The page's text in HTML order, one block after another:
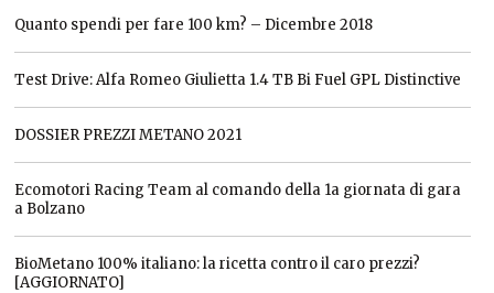
Quanto spendi per fare 100 km? – Dicembre 2018
Test Drive: Alfa Romeo Giulietta 1.4 TB Bi Fuel GPL Distinctive
DOSSIER PREZZI METANO 2021
Ecomotori Racing Team al comando della 1a giornata di gara
a Bolzano
BioMetano 100% italiano: la ricetta contro il caro prezzi?
[AGGIORNATO]